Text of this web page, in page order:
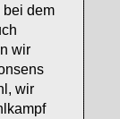
bei dem
wir
wir